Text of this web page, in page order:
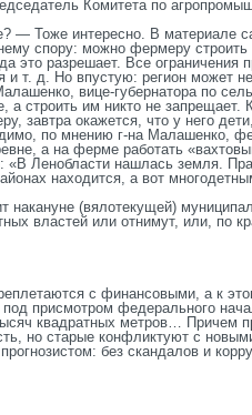
Комитета по
— Тоже интересно. В материале
спору: можно фермеру
это разрешает. Все ограничения
и т. д. Но впустую: регион может
вице-губернатора по
а строить им никто не
завтра окажется, что у него
по мнению г-на Малашенко,
а на ферме работать
«В Ленобласти нашлась земля.
находится, а вот
накануне (вялотекущей)
властей или отнимут, или, по
с финансовыми, а к
под присмотром федерального
квадратных метров… Причем
но старые конфликтуют с
без скандалов и